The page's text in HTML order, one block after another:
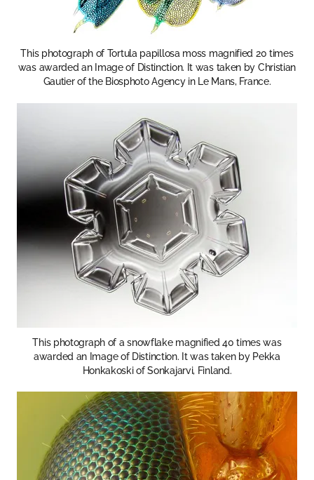
This photograph of Tortula papillosa moss magnified 20 times
was awarded an Image of Distinction. It was taken by Christian
Gautier of the Biosphoto Agency in Le Mans, France.
This photograph of a snowflake magnified 40 times was
awarded an Image of Distinction. It was taken by Pekka
Honkakoski of Sonkajarvi, Finland.